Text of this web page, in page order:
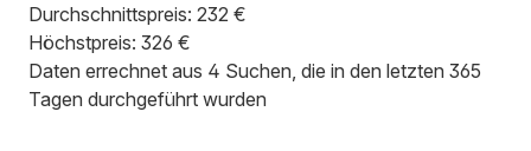
Durchschnittspreis: 232 €
Höchstpreis: 326 €
Daten errechnet aus 4 Suchen, die in den letzten 365
Tagen durchgeführt wurden